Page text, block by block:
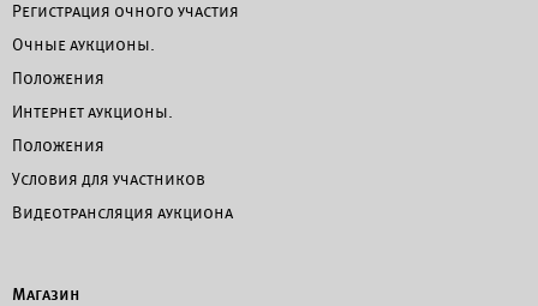
Регистрация очного участия
Очные аукционы.
Положения
Интернет аукционы.
Положения
Условия для участников
Видеотрансляция аукциона
Магазин